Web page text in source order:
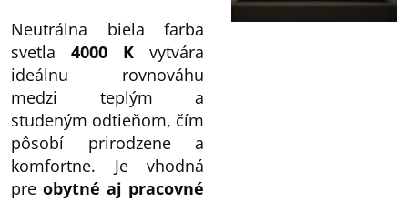
Neutrálna biela farba
svetla 4000 K vytvára
ideálnu rovnováhu
medzi teplým a
studeným odtieňom, čím
pôsobí prirodzene a
komfortne. Je vhodná
pre obytné aj pracovné